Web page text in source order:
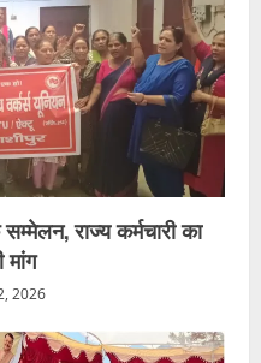
राज्य कर्मचारी का
2026